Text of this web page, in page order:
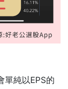
單純以EPS的